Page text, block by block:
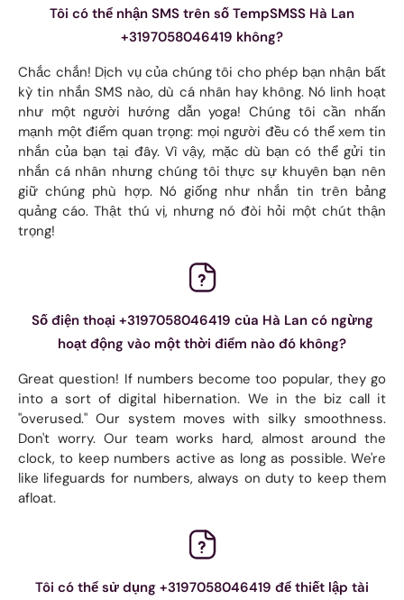
Tôi có thể nhận SMS trên số TempSMSS Hà Lan
+3197058046419 không?
Chắc chắn! Dịch vụ của chúng tôi cho phép bạn nhận bất
kỳ tin nhắn SMS nào, dù cá nhân hay không. Nó linh hoạt
như một người hướng dẫn yoga! Chúng tôi cần nhấn
mạnh một điểm quan trọng: mọi người đều có thể xem tin
nhắn của bạn tại đây. Vì vậy, mặc dù bạn có thể gửi tin
nhắn cá nhân nhưng chúng tôi thực sự khuyên bạn nên
giữ chúng phù hợp. Nó giống như nhắn tin trên bảng
quảng cáo. Thật thú vị, nhưng nó đòi hỏi một chút thận
trọng!
Số điện thoại +3197058046419 của Hà Lan có ngừng
hoạt động vào một thời điểm nào đó không?
Great question! If numbers become too popular, they go
into a sort of digital hibernation. We in the biz call it
"overused." Our system moves with silky smoothness.
Don't worry. Our team works hard, almost around the
clock, to keep numbers active as long as possible. We're
like lifeguards for numbers, always on duty to keep them
afloat.
Tôi có thể sử dụng +3197058046419 để thiết lập tài